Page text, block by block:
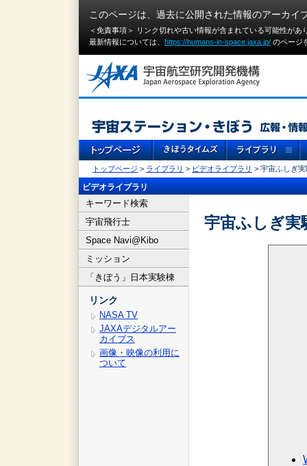
このページは、過去に公開された情報のアーカイ
＜免責事項＞ リンク切れや古い情報が含まれている可能性が
最新情報については、 https://humans-in-space.jaxa.jp/ のページ
トップページ > ライブラリ > ビデオライブラリ > 宇宙ふしぎ
ビデオライブラリ
キーワード検索
宇宙飛行士
Space Navi@Kibo
ミッション
「きぼう」日本実験棟
リンク
NASA TV
JAXAデジタルアー
カイブス
画像・映像の利用に
ついて
宇宙ふしぎ実